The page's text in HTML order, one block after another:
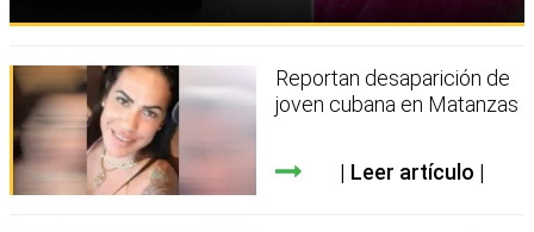
Reportan desaparición de
joven cubana en Matanzas
Leer artículo